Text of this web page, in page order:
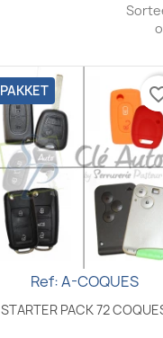
Snel bekijken
Ref: A-COQUES
STARTER PACK 72
PAKKET